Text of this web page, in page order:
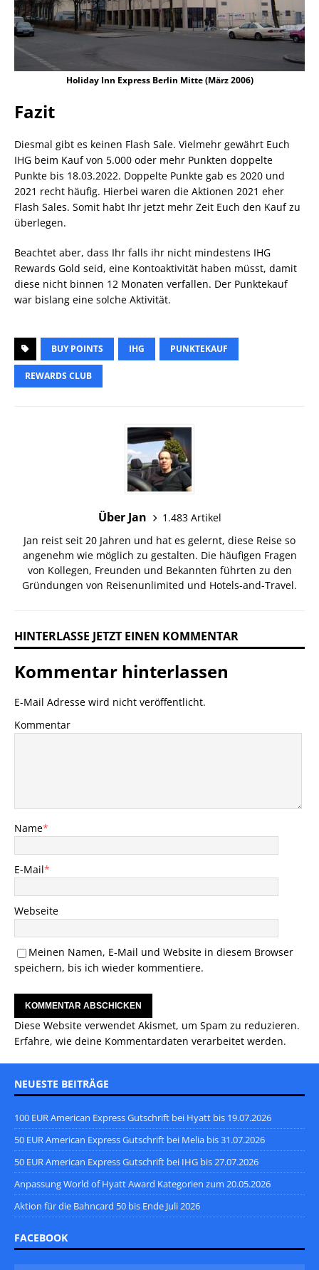
Holiday Inn Express Berlin Mitte (März 2006)
Fazit
Diesmal gibt es keinen Flash Sale. Vielmehr gewährt Euch
IHG beim Kauf von 5.000 oder mehr Punkten doppelte
Punkte bis 18.03.2022. Doppelte Punkte gab es 2020 und
2021 recht häufig. Hierbei waren die Aktionen 2021 eher
Flash Sales. Somit habt Ihr jetzt mehr Zeit Euch den Kauf zu
überlegen.
Beachtet aber, dass Ihr falls ihr nicht mindestens IHG
Rewards Gold seid, eine Kontoaktivität haben müsst, damit
diese nicht binnen 12 Monaten verfallen. Der Punktekauf
war bislang eine solche Aktivität.
BUY POINTS IHG PUNKTEKAUF
REWARDS CLUB
Über Jan
1.483 Artikel
Jan reist seit 20 Jahren und hat es gelernt, diese Reise so
angenehm wie möglich zu gestalten. Die häufigen Fragen
von Kollegen, Freunden und Bekannten führten zu den
Gründungen von Reisenunlimited und Hotels-and-Travel.
HINTERLASSE JETZT EINEN KOMMENTAR
Kommentar hinterlassen
E-Mail Adresse wird nicht veröffentlicht.
Kommentar
Name*
E-Mail*
Webseite
Meinen Namen, E-Mail und Website in diesem Browser
speichern, bis ich wieder kommentiere.
Diese Website verwendet Akismet, um Spam zu reduzieren.
Erfahre, wie deine Kommentardaten verarbeitet werden.
NEUESTE BEITRÄGE
100 EUR American Express Gutschrift bei Hyatt bis 19.07.2026
50 EUR American Express Gutschrift bei Melia bis 31.07.2026
50 EUR American Express Gutschrift bei IHG bis 27.07.2026
Anpassung World of Hyatt Award Kategorien zum 20.05.2026
Aktion für die Bahncard 50 bis Ende Juli 2026
FACEBOOK